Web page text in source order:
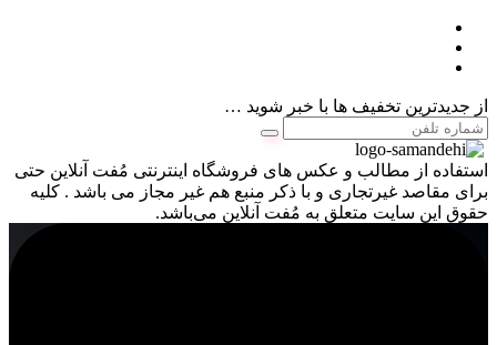
از جدیدترین تخفیف ها با خبر شوید …
استفاده از مطالب و عکس های فروشگاه اینترنتی مُفت آنلاین حتی
برای مقاصد غیرتجاری و با ذکر منبع هم غیر مجاز می باشد . کلیه
حقوق این سایت متعلق به مُفت آنلاین می‌باشد.